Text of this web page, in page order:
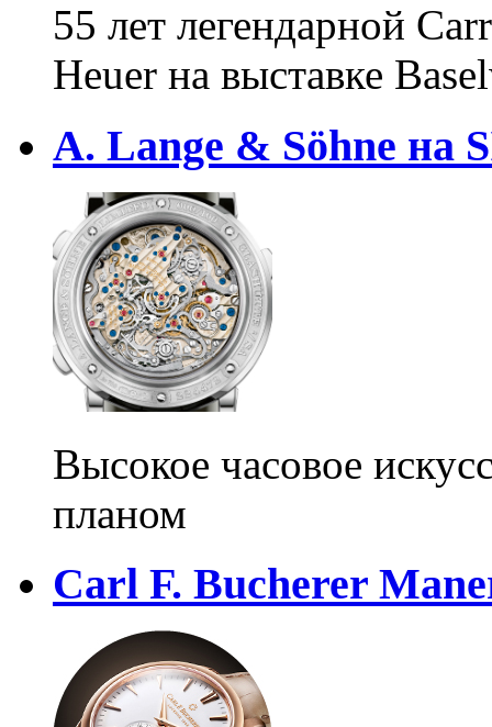
55 лет легендарной
Heuer на выставке
A. Lange & Söhne на
Высокое часовое
планом
Carl F. Bucherer